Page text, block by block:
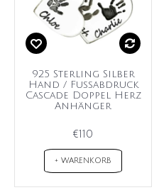
925 Sterling Silber
Hand / Fußabdruck
Cascade Doppel Herz
Anhänger
€110
+ WARENKORB